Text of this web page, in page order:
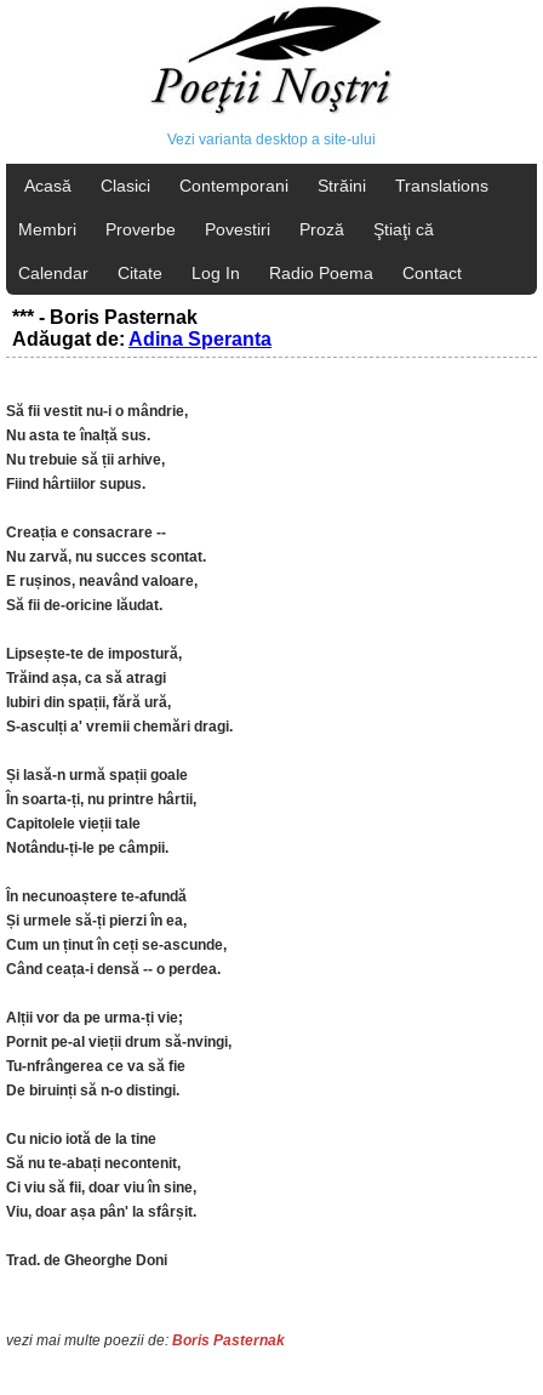
Vezi varianta desktop a site-ului
Acasă Clasici Contemporani Străini Translations
Membri Proverbe Povestiri Proză Ştiaţi că
Calendar Citate Log In Radio Poema Contact
*** - Boris Pasternak
Adăugat de: Adina Speranta
Să fii vestit nu-i o mândrie,
Nu asta te înalță sus.
Nu trebuie să ții arhive,
Fiind hârtiilor supus.
Creația e consacrare --
Nu zarvă, nu succes scontat.
E rușinos, neavând valoare,
Să fii de-oricine lăudat.
Lipsește-te de impostură,
Trăind așa, cа să atragi
Iubiri din spații, fără ură,
S-asculți a' vremii chemări dragi.
Și lasă-n urmă spații goale
În soarta-ți, nu printre hârtii,
Capitolele vieții tale
Notându-ți-le pe câmpii.
În necunoaștere te-afundă
Și urmele să-ți pierzi în ea,
Cum un ținut în ceți se-ascunde,
Când ceața-i densă -- o perdea.
Alții vor da pe urma-ți vie;
Pornit pe-al vieții drum să-nvingi,
Tu-nfrângerea ce va să fie
De biruinți să n-o distingi.
Cu nicio iotă de la tine
Să nu te-abați necontenit,
Ci viu să fii, doar viu în sine,
Viu, doar așa pân' la sfârșit.
Trad. de Gheorghe Doni
vezi mai multe poezii de: Boris Pasternak